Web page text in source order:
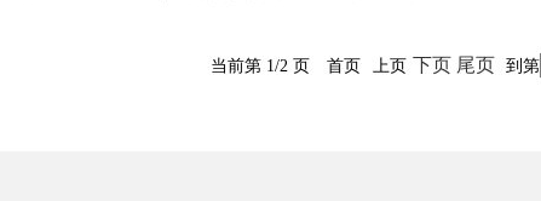
当前第 1/2 页 首页 上页 下页 尾页 到第